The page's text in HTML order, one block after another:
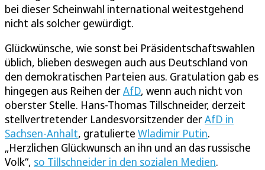
bei dieser Scheinwahl international weitestgehend
nicht als solcher gewürdigt.
Glückwünsche, wie sonst bei Präsidentschaftswahlen
üblich, blieben deswegen auch aus Deutschland von
den demokratischen Parteien aus. Gratulation gab es
hingegen aus Reihen derAfD, wenn auch nicht von
oberster Stelle. Hans-Thomas Tillschneider, derzeit
stellvertretender Landesvorsitzender derAfD in
Sachsen-Anhalt, gratulierte Wladimir Putin.
„Herzlichen Glückwunsch an ihn und an das russische
Volk“, so Tillschneider in den sozialen Medien.